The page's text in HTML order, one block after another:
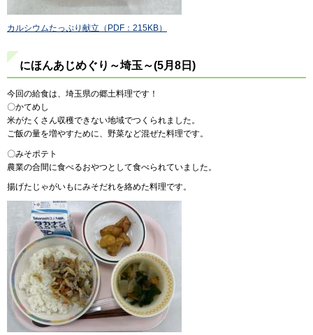
カルシウムたっぷり献立（PDF：215KB）
にほんあじめぐり～埼玉～(5月8日)
今回の給食は、埼玉県の郷土料理です！
〇かてめし
米がたくさん収穫できない地域でつくられました。
ご飯の量を増やすために、野菜など混ぜた料理です。
〇みそポテト
農業の合間に食べるおやつとして食べられていました。
揚げたじゃがいもにみそだれを絡めた料理です。